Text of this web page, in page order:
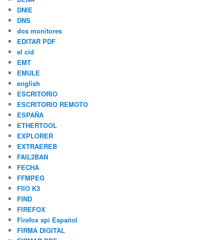
DNIE
DNS
dos monitores
EDITAR PDF
el cid
EMT
EMULE
english
ESCRITORIO
ESCRITORIO REMOTO
ESPAÑA
ETHERTOOL
EXPLORER
EXTRAEREB
FAIL2BAN
FECHA
FFMPEG
FIIO K3
FIND
FIREFOX
Firefox xpi Español
FIRMA DIGITAL